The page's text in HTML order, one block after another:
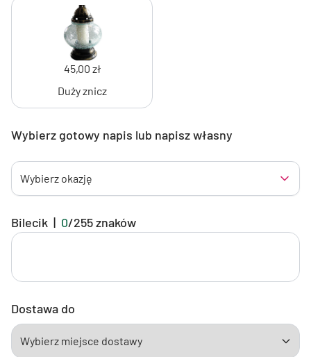
45,00 zł
Duży znicz
Wybierz gotowy napis lub napisz własny
Wybierz okazję
Bilecik | 0/255znaków
Dostawa do